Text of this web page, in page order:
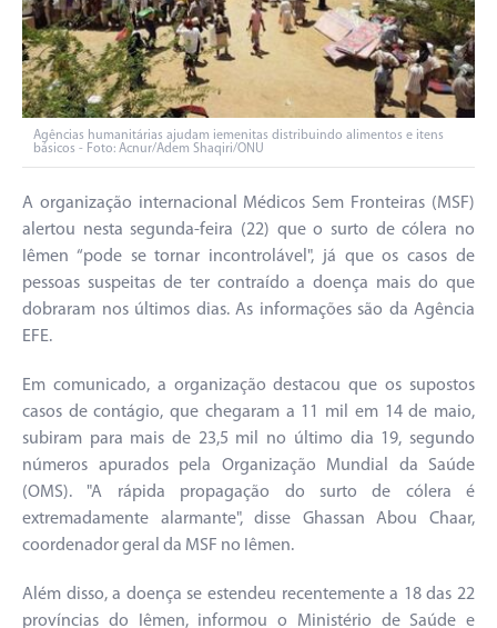
Agências humanitárias ajudam iemenitas distribuindo alimentos e itens
básicos - Foto: Acnur/Adem Shaqiri/ONU
A organização internacional Médicos Sem Fronteiras (MSF)
alertou nesta segunda-feira (22) que o surto de cólera no
Iêmen “pode se tornar incontrolável", já que os casos de
pessoas suspeitas de ter contraído a doença mais do que
dobraram nos últimos dias. As informações são da Agência
EFE.
Em comunicado, a organização destacou que os supostos
casos de contágio, que chegaram a 11 mil em 14 de maio,
subiram para mais de 23,5 mil no último dia 19, segundo
números apurados pela Organização Mundial da Saúde
(OMS). "A rápida propagação do surto de cólera é
extremadamente alarmante", disse Ghassan Abou Chaar,
coordenador geral da MSF no Iêmen.
Além disso, a doença se estendeu recentemente a 18 das 22
províncias do Iêmen, informou o Ministério de Saúde e